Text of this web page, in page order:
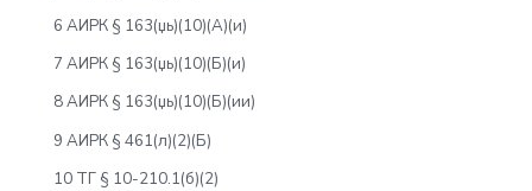
6 АИРК § 163(џь)(10)(А)(и)
7 АИРК § 163(џь)(10)(Б)(и)
8 АИРК § 163(џь)(10)(Б)(ии)
9 АИРК § 461(л)(2)(Б)
10 ТГ § 10-210.1(б)(2)